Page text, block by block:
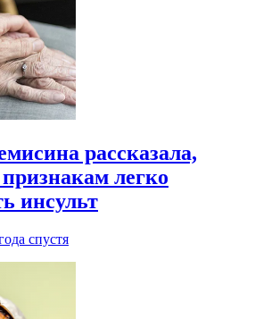
рассказала,
легко
инсульт
спустя